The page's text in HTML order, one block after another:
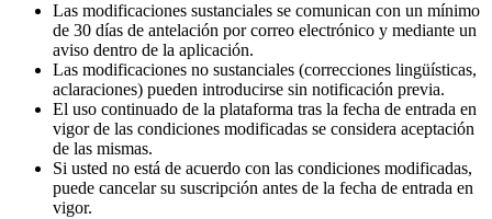
Las modificaciones sustanciales se comunican con un mínimo
de 30 días de antelación por correo electrónico y mediante un
aviso dentro de la aplicación.
Las modificaciones no sustanciales (correcciones lingüísticas,
aclaraciones) pueden introducirse sin notificación previa.
El uso continuado de la plataforma tras la fecha de entrada en
vigor de las condiciones modificadas se considera aceptación
de las mismas.
Si usted no está de acuerdo con las condiciones modificadas,
puede cancelar su suscripción antes de la fecha de entrada en
vigor.